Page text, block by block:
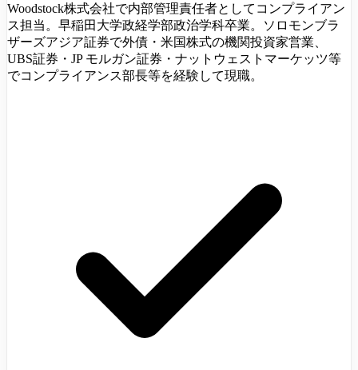
Woodstock株式会社で内部管理責任者としてコンプライアン
ス担当。早稲田大学政経学部政治学科卒業。ソロモンブラ
ザーズアジア証券で外債・米国株式の機関投資家営業、
UBS証券・JP モルガン証券・ナットウェストマーケッツ等
でコンプライアンス部長等を経験して現職。